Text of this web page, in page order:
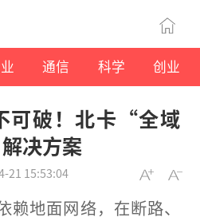
通信 科学 创业
可破！北卡“全域
决方案
21 15:53:04
赖地面网络，在断路、